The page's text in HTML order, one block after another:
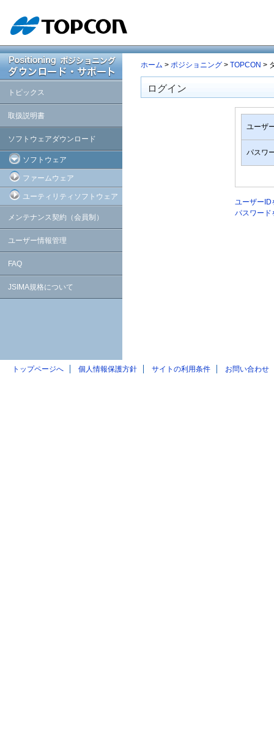
トピックス
取扱説明書
ソフトウェアダウンロード
ソフトウェア
ファームウェア
ユーティリティソフトウェア
メンテナンス契約（会員制）
ユーザー情報管理
FAQ
JSIMA規格について
ホーム > ポジショニング > TOPCON >
ログイン
ユーザ
パスワ
ユーザーID
パスワード
トップページへ 個人情報保護方針 サイトの利用条件 お問い合わせ